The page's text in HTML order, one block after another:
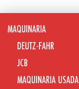
MAQUINARIA
DEUTZ-FAHR
JCB
MAQUINARIA USADA